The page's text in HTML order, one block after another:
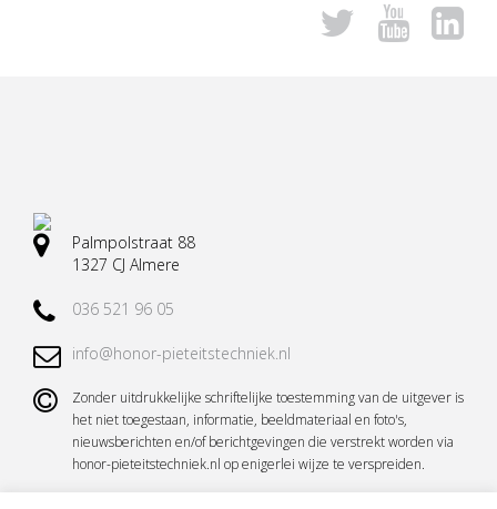
Vazen en toebehoren
Rouwkransen standaard
Informatievitrine
Alle accessoires en toebehoren
Palmpolstraat 88
1327 CJ Almere
036 521 96 05
info@honor-pieteitstechniek.nl
Zonder uitdrukkelijke schriftelijke toestemming van de uitgever is
het niet toegestaan, informatie, beeldmateriaal en foto's,
nieuwsberichten en/of berichtgevingen die verstrekt worden via
honor-pieteitstechniek.nl op enigerlei wijze te verspreiden.